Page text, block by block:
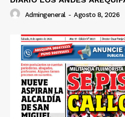
Admingeneral - Agosto 8, 2026